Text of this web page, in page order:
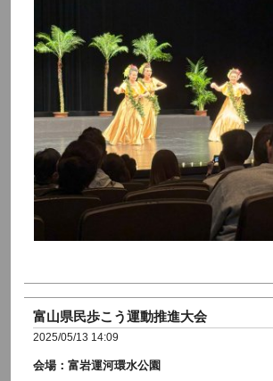
富山県民歩こう運動推進大会
2025/05/13 14:09
会場：富岩運河環水公園